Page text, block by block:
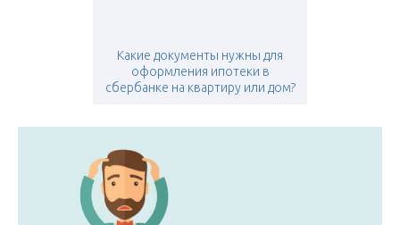
Какие документы нужны для
оформления ипотеки в
сбербанке на квартиру или дом?